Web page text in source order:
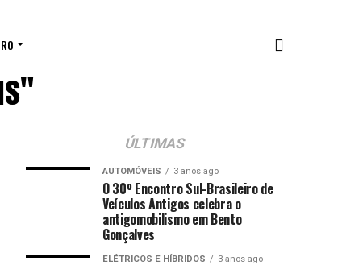
ÚLTIMAS
AUTOMÓVEIS 3 anos ago
O 30º Encontro Sul-Brasileiro de
Veículos Antigos celebra o
antigomobilismo em Bento
Gonçalves
ELÉTRICOS E HÍBRIDOS 3 anos ago